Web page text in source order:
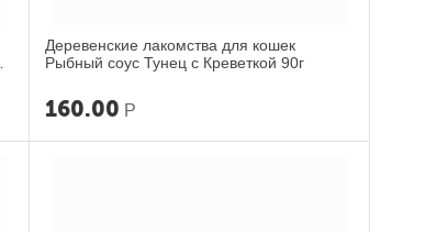
Деревенские лакомства для кошек
Рыбный соус Тунец с Креветкой 90г
160.00 Р